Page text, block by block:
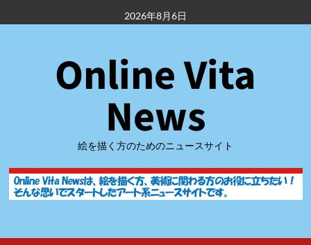
容
2026年8月6日
Online Vita
News
絵を描く方のためのニュースサイト